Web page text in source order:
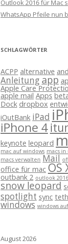
Outlook 2016 für Mac
WhatsApp Pfeile nun
SCHLAGWÖRTER
ACPP alternative
Anleitung app
Apple Care
apple mail Apps
Dock dropbox
iOutBank iPad
iPhone 4
keynote leopard
mac auf windows macs
macs verwalten Mail
office für mac OS
outbank 2 outlook 2016
snow leopard
spotlight sync
windows windows
August 2026